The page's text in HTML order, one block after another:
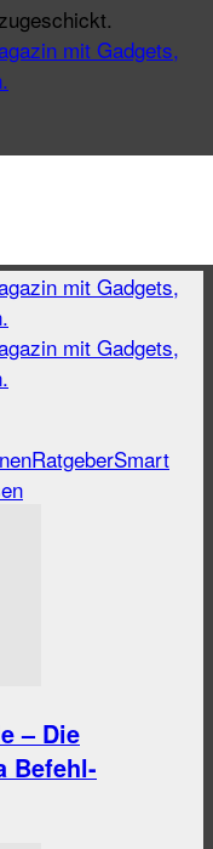
RatgeberSmart
– Die
Befehl-